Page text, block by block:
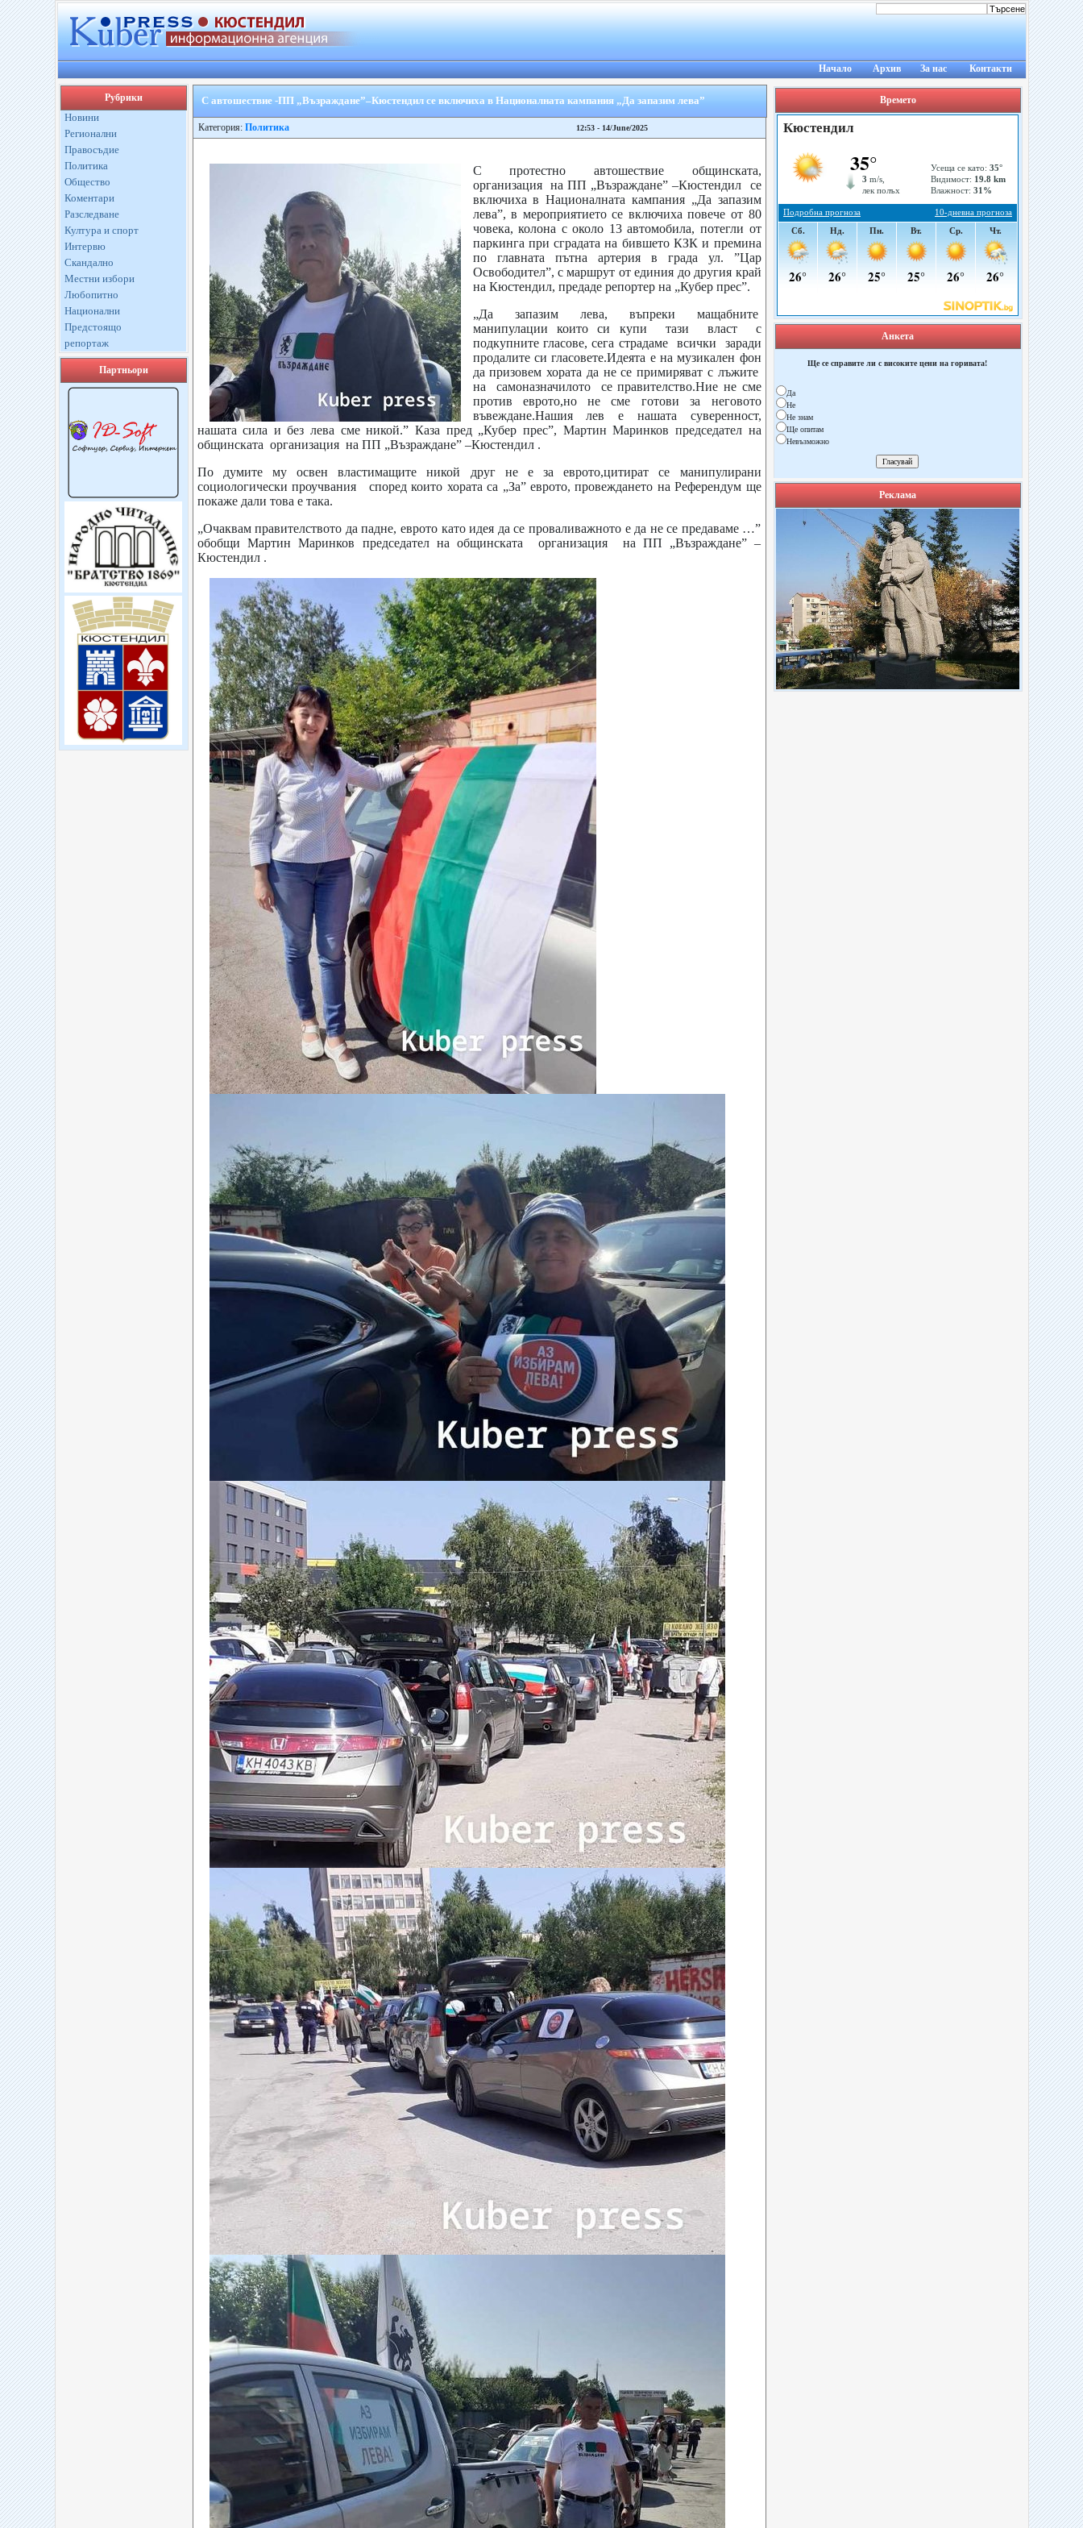
Начало Архив За нас Контакти
Рубрики
Новини
Регионални
Правосъдие
Политика
Общество
Коментари
Разследване
Култура и спорт
Интервю
Скандално
Местни избори
Любопитно
Национални
Предстоящо
репортаж
Партньори
С автошествие -ПП „Възраждане”–Кюстендил се включиха в Националната кампания „Да запазим лева”
Категория: Политика 12:53 - 14/June/2025
С протестно автошествие общинската,
организация на ПП „Възраждане” –Кюстендил се
включиха в Националната кампания „Да запазим
лева”, в мероприятието се включиха повече от 80
човека, колона с около 13 автомобила, потегли от
паркинга при сградата на бившето КЗК и премина
по главната пътна артерия в града ул. ”Цар
Освободител”, с маршрут от единия до другия край
на Кюстендил, предаде репортер на „Кубер прес”.
„Да запазим лева, въпреки мащабните
манипулации които си купи тази власт с
подкупните гласове, сега страдаме всички заради
продалите си гласовете.Идеята е на музикален фон
да призовем хората да не се примиряват с лъжите
на самоназначилото се правителство.Ние не сме
против еврото,но не сме готови за неговото
въвеждане.Нашия лев е нашата суверенност,
нашата сила и без лева сме никой.” Каза пред „Кубер прес”, Мартин Маринков председател на
общинската организация на ПП „Възраждане” –Кюстендил .
По думите му освен властимащите никой друг не е за еврото,цитират се манипулирани
социологически проучвания според които хората са „За” еврото, провеждането на Референдум ще
покаже дали това е така.
„Очаквам правителството да падне, еврото като идея да се проваливажното е да не се предаваме …”
обобщи Мартин Маринков председател на общинската организация на ПП „Възраждане” –
Кюстендил .
Времето
Анкета
Ще се справите ли с високите цени на горивата!
Да
Не
Не знам
Ще опитам
Невъзможно
Реклама